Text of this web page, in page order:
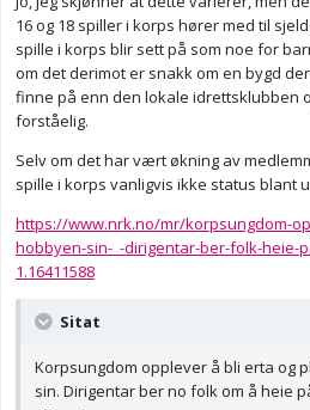
16 og 18 spiller i korps hører med til
spille i korps blir sett på som noe for
om det derimot er snakk om en bygd
finne på enn den lokale idrettsklubben
forståelig.
Selv om det har vært økning av
spille i korps vanligvis ikke status blant
https://www.nrk.no/mr/korpsungdom-
hobbyen-sin-_-dirigentar-ber-folk-heie-
1.16411588
Sitat
Korpsungdom opplever å bli erta og
sin. Dirigentar ber no folk om å heie